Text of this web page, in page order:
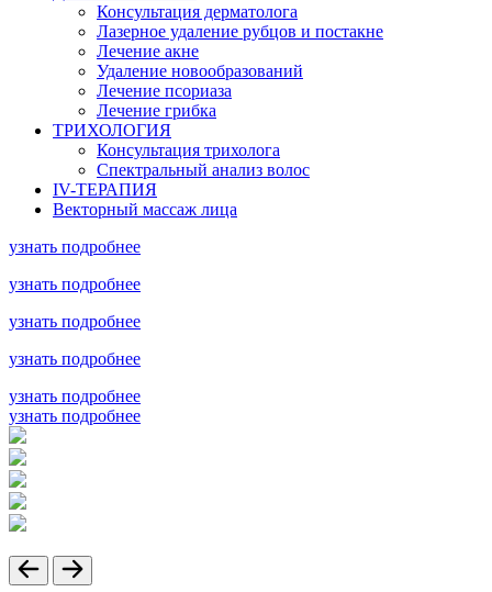
Консультация дерматолога
Лазерное удаление рубцов и постакне
Лечение акне
Удаление новообразований
Лечение псориаза
Лечение грибка
ТРИХОЛОГИЯ
Консультация трихолога
Спектральный анализ волос
IV-ТЕРАПИЯ
Векторный массаж лица
узнать подробнее
узнать подробнее
узнать подробнее
узнать подробнее
узнать подробнее
узнать подробнее